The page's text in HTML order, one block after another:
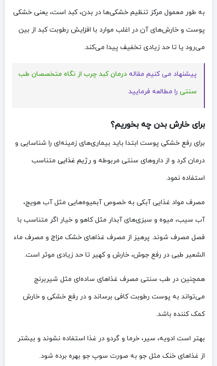
به طور معمول مرکز تنظیم خشکی‌ها در بدن، کبد است، یعنی خشکی
پوست و خارش‌های آن در اغلب موارد با افزایش رطوبت کبد از بین
می‌رود یا تا حد زیادی تخفیف پیدا می‌کند.
پیشنهاد می کنیم مقاله درمان کبد چرب از نگاه متخصصان طب
سنتی را مطالعه فرمایید
برای خارش بدن چه بخوریم؟
برای رفع خشکی پوست ابتدا باید بیماری‌های زمینه‌ای را شناسایی و
درمان کرد و از داروهای سنتی مربوطه و رژیم غذایی متناسب
استفاده نمود.
مصرف مواد غذایی آبکی به خصوص آبمیوه‌هایی مثل آب هویج،
آب سیب، میوه و سبزی‌های آبدار مثل کاهو و خیار اگر متناسب با
فصل مصرف شوند. پرهیز از مصرف غذاهای خشک مزاج و مصرف ماء
الشعیر طبی در رفع جوش، خارش و کهیر تا حد زیادی موثر است.
همچنین در طب سنتی مصرف غذاهای ساده‌ای مثل شیربرنج
می‌تواند به پوست رطوبت کافی برساند و در رفع خشکی و خارش
کمک کننده باشد.
بهتر است ادویه، سیر، خرما و گردو در غذا استفاده نشوند و بیشتر
از غذاهای خنک مثل جو به صورت سوپ جو بهره برده شود.